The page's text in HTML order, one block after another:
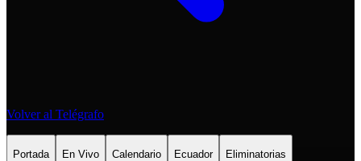
Volver al Telégrafo
Portada En Vivo Calendario Ecuador Eliminatorias